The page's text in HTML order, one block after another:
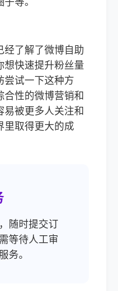
经了解了微博自助
想快速提升粉丝量
尝试一下这种方
合性的微博营销和
易被更多人关注和
里取得更大的成
随时提交订
等待人工审
务。